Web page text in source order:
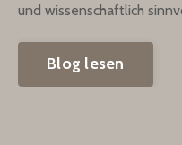
und wissenschaftlich
Blog lesen